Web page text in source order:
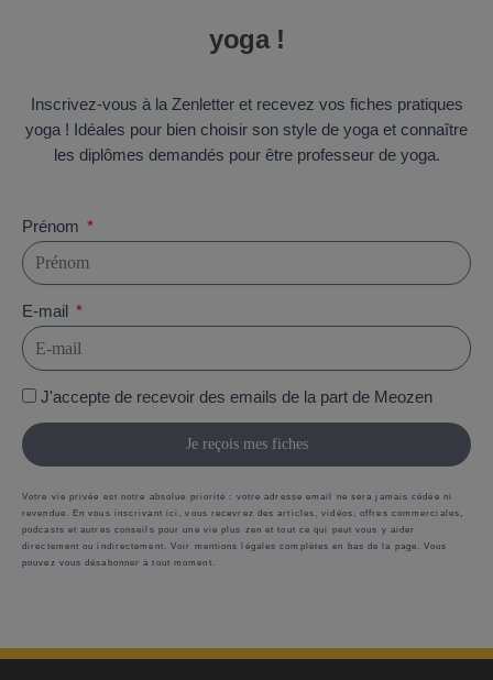
yoga !
Inscrivez-vous à la Zenletter et recevez vos fiches pratiques
yoga ! Idéales pour bien choisir son style de yoga et connaître
les diplômes demandés pour être professeur de yoga.
Prénom
E-mail
J'accepte de recevoir des emails de la part de Meozen
Je reçois mes fiches
Votre vie privée est notre absolue priorité : votre adresse email ne sera jamais cédée ni
revendue. En vous inscrivant ici, vous recevrez des articles, vidéos, offres commerciales,
podcasts et autres conseils pour une vie plus zen et tout ce qui peut vous y aider
directement ou indirectement. Voir mentions légales complètes en bas de la page. Vous
pouvez vous désabonner à tout moment.